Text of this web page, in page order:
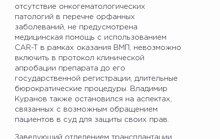
отсутствие онкогематологических
патологий в перечне орфанных
заболеваний, не предусмотрена
медицинская помощь с использованием
CAR-T в рамках оказания ВМП, невозможно
включить в протокол клинической
апробации препарата до его
государственной регистрации, длительные
бюрократические процедуры. Владимир
Куранов также остановился на аспектах,
связанных с возможным обращением
пациентов в суд для защиты своих прав.
Заведующий отделением трансплантации